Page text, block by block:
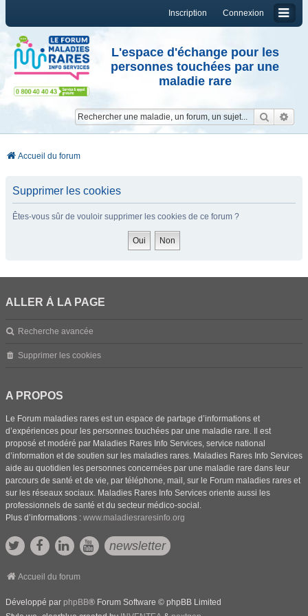
Connexion
Inscription
L'espace d'échange pour les
personnes touchées par une
maladie rare
Accueil du forum
Supprimer les cookies
Êtes-vous sûr de vouloir supprimer les cookies de ce forum ?
ALLER À LA PAGE
Recherche avancée
Supprimer les cookies
A PROPOS
Le Forum maladies rares est un espace de partage d’informations et
d’expériences pour les personnes touchées par une maladie rare. Il est
proposé et modéré par Maladies Rares Info Services, service national
d’information et de soutien sur les maladies rares. Maladies Rares Info Services
aide au quotidien les personnes concernées par une maladie rare dans leur
parcours de santé et de vie, par téléphone, mail, sur le Forum maladies rares et
sur les réseaux sociaux. Maladies Rares Info Services oriente aussi les
professionnels de santé et du secteur médico-social.
Plus d’informations : www.maladiesraresinfo.org
newsletter
Accueil du forum
Développé par phpBB® Forum Software © phpBB Limited